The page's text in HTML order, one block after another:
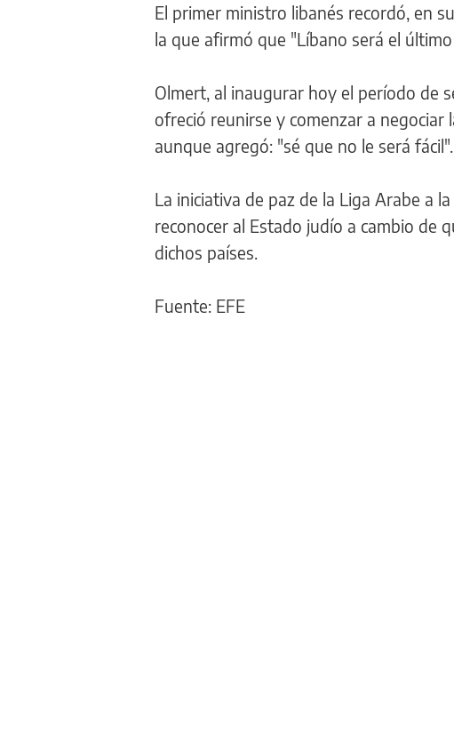
El primer ministro libanés recordó, en
la que afirmó que "Líbano será el
Olmert, al inaugurar hoy el período de
ofreció reunirse y comenzar a negociar
aunque agregó: "sé que no le será fácil".
La iniciativa de paz de la Liga Arabe a
reconocer al Estado judío a cambio de
dichos países.
Fuente: EFE